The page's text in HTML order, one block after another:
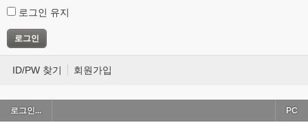
로그인 유지
ID/PW 찾기 회원가입
로그인... PC